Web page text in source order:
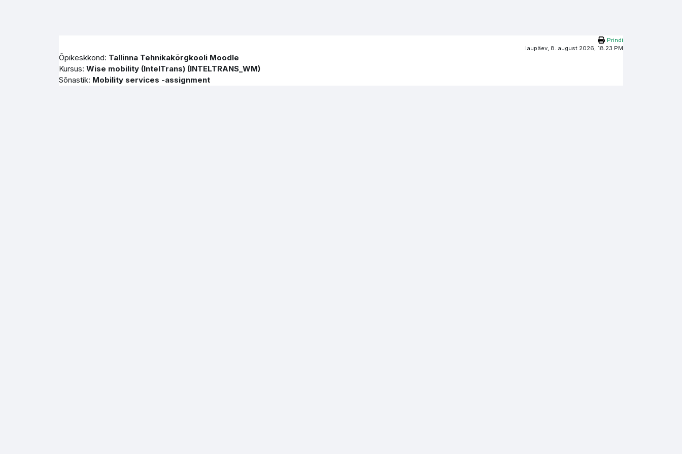
Prindi
laupäev, 8. august 2026, 18.23 PM
Õpikeskkond: Tallinna Tehnikakõrgkooli Moodle
Kursus: Wise mobility (IntelTrans) (INTELTRANS_WM)
Sõnastik: Mobility services -assignment